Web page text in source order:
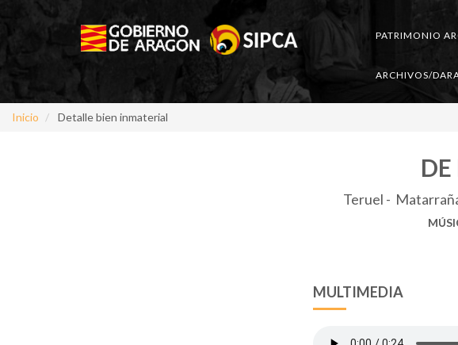
PATRIMONIO
ARCHIVOS/
Inicio Detalle bien inmaterial
Teruel -
MULTIMEDIA